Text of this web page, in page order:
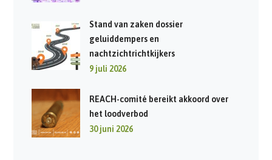
Stand van zaken dossier
geluiddempers en
nachtzichtrichtkijkers
9 juli 2026
REACH-comité bereikt akkoord over
het loodverbod
30 juni 2026